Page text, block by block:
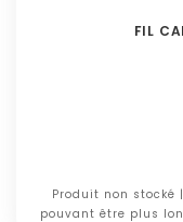
FIL
Produit non stocké
pouvant être plus